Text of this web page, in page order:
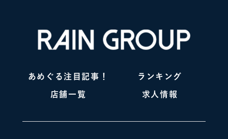
あめぐる注目記事！ ランキング
店舗一覧 求人情報